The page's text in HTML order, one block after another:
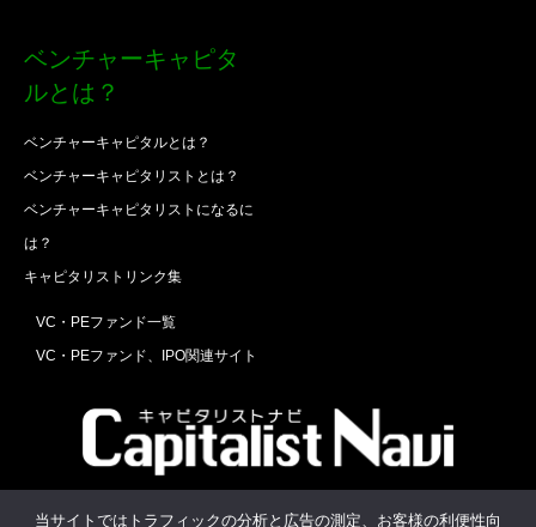
ベンチャーキャピタ
ルとは？
ベンチャーキャピタルとは？
ベンチャーキャピタリストとは？
ベンチャーキャピタリストになるに
は？
キャピタリストリンク集
VC・PEファンド一覧
VC・PEファンド、IPO関連サイト
当サイトではトラフィックの分析と広告の測定、お客様の利便性向